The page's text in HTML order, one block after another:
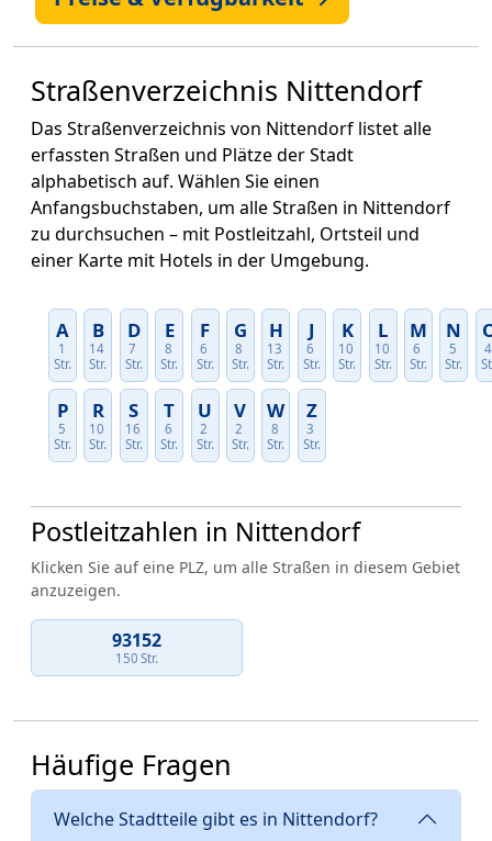
Straßenverzeichnis Nittendorf
Das Straßenverzeichnis von Nittendorf listet alle
erfassten Straßen und Plätze der Stadt
alphabetisch auf. Wählen Sie einen
Anfangsbuchstaben, um alle Straßen in Nittendorf
zu durchsuchen – mit Postleitzahl, Ortsteil und
einer Karte mit Hotels in der Umgebung.
A
1
Str.
B
14
Str.
D
7
Str.
E
8
Str.
F
6
Str.
G
8
Str.
H
13
Str.
J
6
Str.
K
10
Str.
L
10
Str.
M
6
Str.
N
5
Str.
P
5
Str.
R
10
Str.
S
16
Str.
T
6
Str.
U
2
Str.
V
2
Str.
W
8
Str.
Z
3
Str.
Postleitzahlen in Nittendorf
Klicken Sie auf eine PLZ, um alle Straßen in diesem Gebiet
anzuzeigen.
93152
150 Str.
Häufige Fragen
Welche Stadtteile gibt es in Nittendorf?